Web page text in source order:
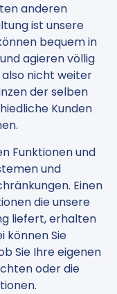
anderen
ist unsere
bequem in
agieren völlig
also nicht weiter
der selben
Kunden
Funktionen und
und
Einen
die unsere
liefert, erhalten
können Sie
Sie Ihre eigenen
oder die